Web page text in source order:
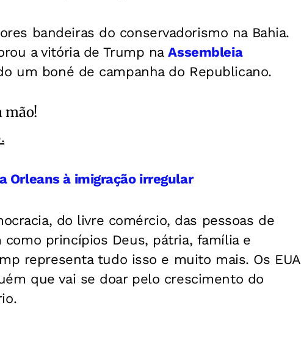
bandeiras do conservadorismo na Bahia.
a vitória de Trump naAssembleia
um boné de campanha do Republicano.
mão!
Orleans à imigração irregular
do livre comércio, das pessoas de
princípios Deus, pátria, família e
representa tudo isso e muito mais. Os EUA
que vai se doar pelo crescimento do